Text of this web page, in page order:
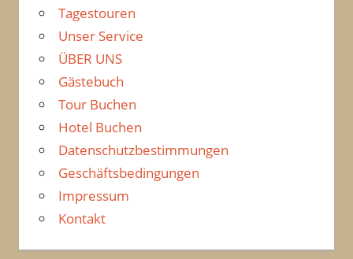
Tagestouren
Unser Service
ÜBER UNS
Gästebuch
Tour Buchen
Hotel Buchen
Datenschutzbestimmungen
Geschäftsbedingungen
Impressum
Kontakt